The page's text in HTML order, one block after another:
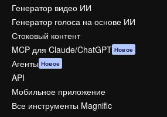
Генератор видео ИИ
Генератор голоса на основе ИИ
Стоковый контент
MCP для Claude/ChatGPT Новое
Агенты Новое
API
Мобильное приложение
Все инструменты Magnific